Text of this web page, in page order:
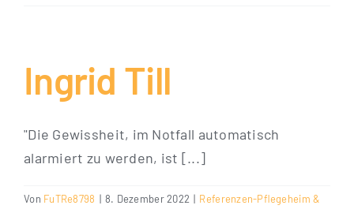
Ingrid Till
"Die Gewissheit, im Notfall automatisch
alarmiert zu werden, ist [...]
Von FuTRe8798 | 8. Dezember 2022 | Referenzen-Pflegeheim &